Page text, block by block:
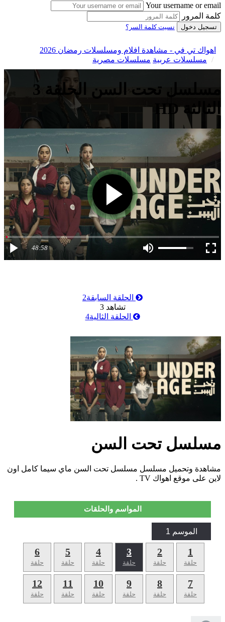
Your username or email
كلمة المرور
تسجيل دخول نسيت كلمة السر؟
اهواك تي في - مشاهدة افلام ومسلسلات رمضان 2026
مسلسلات عربية مسلسلات مصرية
مسلسل تحت السن الحلقة 3
الثالثة HD
48:58
الحلقة السابقة2
تشاهد3
الحلقة الثالية4
مسلسل تحت السن
مشاهدة وتحميل مسلسل مسلسل تحت السن ماي سيما كامل اون
لاين على موقع اهواك TV .
المواسم والحلقات
الموسم 1
1
حلقة
2
حلقة
3
حلقة
4
حلقة
5
حلقة
6
حلقة
7
حلقة
8
حلقة
9
حلقة
10
حلقة
11
حلقة
12
حلقة